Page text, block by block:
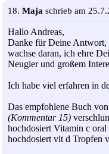
18. Maja schrieb am
Hallo Andreas,
Danke für Deine Antwort,
wachse daran, ich ehre
Neugier und großem
Ich habe viel erfahren in
Das empfohlene Buch
(Kommentar 15)
hochdosiert Vitamin c
hochdosiert vit d Tropfen